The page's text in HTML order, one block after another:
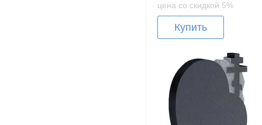
цена со скидкой 5%
Купить